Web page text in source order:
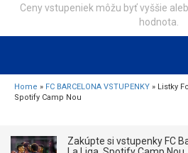
Ceny vstupeniek môžu byť vyššie
hodnota.
Home » FC BARCELONA VSTUPENKY » Listky
Spotify Camp Nou
Zakúpte si vstupenky FC